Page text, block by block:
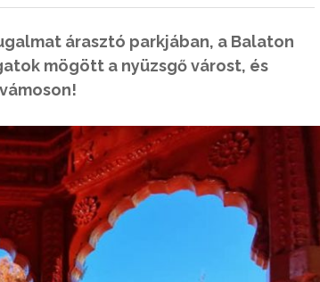
árasztó parkjában, a Balaton
mögött a nyüzsgő várost, és